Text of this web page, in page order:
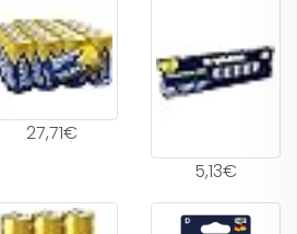
27,71€
5,13€